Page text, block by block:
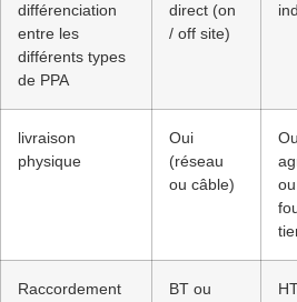
différenciation
entre les
différents types
de PPA
direct (on
/ off site)
livraison
physique
Oui
(réseau
ou câble)
ou
Raccordement
BT ou